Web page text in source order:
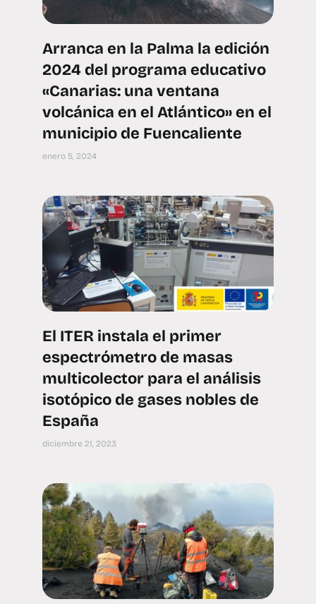
Arranca en la Palma la edición
2024 del programa educativo
«Canarias: una ventana
volcánica en el Atlántico» en el
municipio de Fuencaliente
enero 5, 2024
El ITER instala el primer
espectrómetro de masas
multicolector para el análisis
isotópico de gases nobles de
España
diciembre 21, 2023